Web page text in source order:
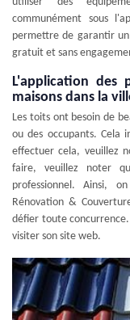
communément sous
permettre de garantir
gratuit et sans
L'application des
maisons dans la
Les toits ont besoin de
ou des occupants. Cela
effectuer cela, veuillez
faire, veuillez noter
professionnel. Ainsi,
Rénovation &
défier toute
visiter son site web.